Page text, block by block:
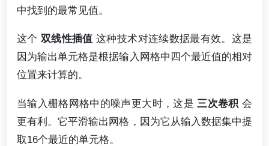
中找到的最常见值。
这个双线性插值 这种技术对连续数据最有效。这是
因为输出单元格是根据输入网格中四个最近值的相对
位置来计算的。
当输入栅格网格中的噪声更大时，这是 三次卷积 会
更有利。它平滑输出网格，因为它从输入数据集中提
取16个最近的单元格。